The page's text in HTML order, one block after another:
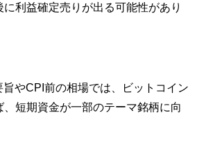
利益確定売りが出る可能性があり
やCPI前の相場では、ビットコイン
短期資金が一部のテーマ銘柄に向